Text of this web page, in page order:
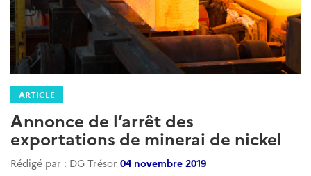
ARTICLE
Annonce de l’arrêt des
exportations de minerai de nickel
Rédigé par : DG Trésor 04 novembre 2019